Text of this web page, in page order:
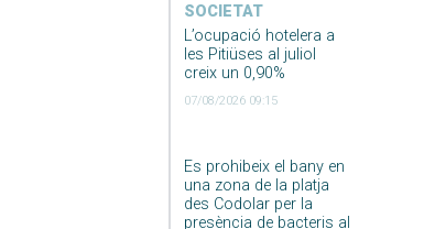
SOCIETAT
L’ocupació hotelera a
les Pitiüses al juliol
creix un 0,90%
07/08/2026 09:15
Es prohibeix el bany en
una zona de la platja
des Codolar per la
presència de bacteris al